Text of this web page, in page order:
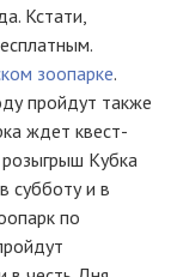
Кстати,
зоопарке.
пройдут также
ждет квест-
розыгрыш Кубка
субботу и в
по